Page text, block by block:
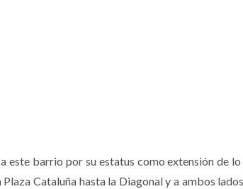
este barrio por su estatus como extensión de
Cataluña hasta la Diagonal y a ambos